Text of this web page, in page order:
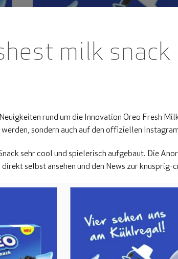
milk
rund um die Innovation Oreo Fresh
sondern auch auf den offiziellen
sehr cool und spielerisch aufgebaut. Die
direkt selbst ansehen und den News zur